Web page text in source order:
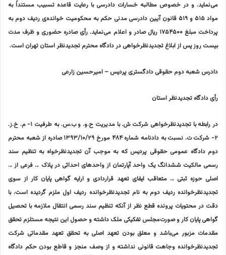
می‌نماید. و در خصوص مطالبه خسارات دادرسی با رعایت قاعده تسبیب مستنداً به
مواد ۵۱۵ و ۵۱۹ قانون آیین دادرسی مدنی حکم به محکومیت خوانده‌ی ردیف دوم به
پرداخت مبلغ ۱۷۵۴۵۰۰ ریال صادر و اعلام می‌نماید. رأی صادره حضوری و ظرف مدت
بیست روز پس از ابلاغ تجدیدنظرخواهی در دادگاه محترم تجدیدنظر استان تهران است.
دادرس شعبه دوم حقوقی دادگستری پردیس – امیرحسین زارعی
رأی دادگاه تجدیدنظر استان
در رابطه با تجدیدنظرخواهی شرکت ش. با مدیریت ح.و. و ب.س. به طرفیت ۱- م. خ.ز.
۲- شرکت ت. نسبت به دادنامه شماره ۴۸۴ مورخ ۱۳۹۳/۱۰/۲۹ صادره از شعبه محترم
دوم دادگاه عمومی حقوقی پردیس که به موجب آن تجدیدنظرخواه به تنظیم سند
رسمی مالکیت ششدانگ یک واحد آپارتمان از واحدهای احداثی در پلاک … فرعی از …
اصلی حوزه ثبتی … متعاقب ایفای تعهد قراردادی و ارایه گواهی پایان کار از سوی
تجدیدنظرخوانده ردیف دوم به نام تجدیدنظرخوانده ردیف اول ملزم گردیده است، با
دقت در محتویات پرونده قطع نظر از آنکه تنظیم سند رسمی انتقال ملازمه با تحصیل
گواهی پایان کار و صورت‌مجلس تفکیکی ملک داشته و حصول این نتیجه مستلزم تحقق
مقدمات مزبور می‌باشد و معلق بودن تعهد اصلی به تحقق تعهد مقدماتی شرکت
تجدیدنظرخوانده وجاهت قانونی نداشته و از وصف منجز و قاطع بودن حکم دادگاه